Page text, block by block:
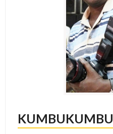
KUMBUKUMBU